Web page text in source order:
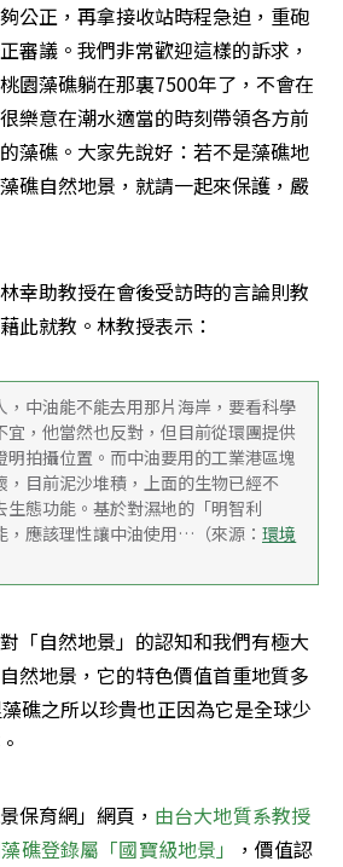
公正，再拿接收站時程急迫，重砲
審議。我們非常歡迎這樣的訴求，
園藻礁躺在那裏7500年了，不會在
樂意在潮水適當的時刻帶領各方前
藻礁。大家先說好：若不是藻礁地
礁自然地景，就請一起來保護，嚴
幸助教授在會後受訪時的言論則教
此就教。林教授表示：
，中油能不能去用那片海岸，要看科學
宜，他當然也反對，但目前從環團提供
明拍攝位置。而中油要用的工業港區塊
，目前泥沙堆積，上面的生物已經不
生態功能。基於對濕地的「明智利
，應該理性讓中油使用…（來源： 環境
「自然地景」的認知和我們有極大
然地景，它的特色價值首重地質多
礁之所以珍貴也正因為它是全球少
保育網」網頁， 由台大地質系教授
礁登錄屬「國寶級地景」
，價值認